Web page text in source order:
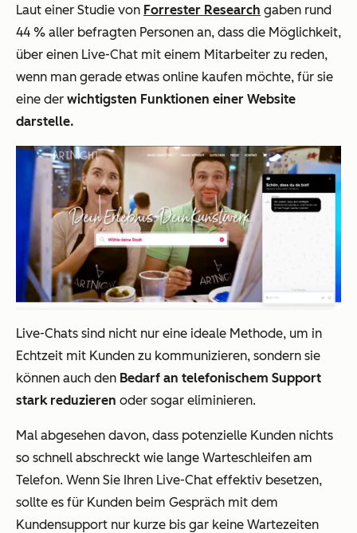
Laut einer Studie von Forrester Research gaben rund
44 % aller befragten Personen an, dass die Möglichkeit,
über einen Live-Chat mit einem Mitarbeiter zu reden,
wenn man gerade etwas online kaufen möchte, für sie
eine der wichtigsten Funktionen einer Website
darstelle.
Live-Chats sind nicht nur eine ideale Methode, um in
Echtzeit mit Kunden zu kommunizieren, sondern sie
können auch den Bedarf an telefonischem Support
stark reduzieren oder sogar eliminieren.
Mal abgesehen davon, dass potenzielle Kunden nichts
so schnell abschreckt wie lange Warteschleifen am
Telefon. Wenn Sie Ihren Live-Chat effektiv besetzen,
sollte es für Kunden beim Gespräch mit dem
Kundensupport nur kurze bis gar keine Wartezeiten